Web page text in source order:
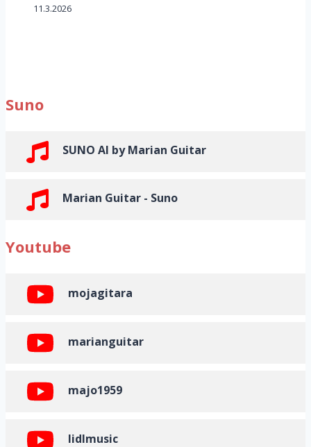
11.3.2026
Suno
SUNO AI by Marian Guitar
Marian Guitar - Suno
Youtube
mojagitara
marianguitar
majo1959
lidlmusic